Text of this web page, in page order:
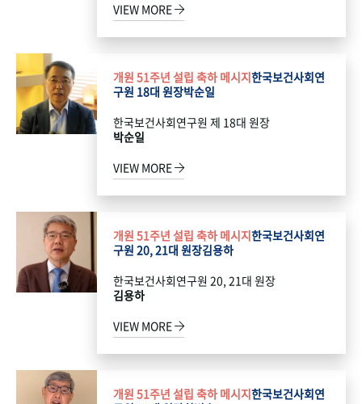
VIEW MORE
개원 51주년 설립 축하 메시지한국보건사회연
구원 18대 원장박순일
한국보건사회연구원 제 18대 원장
박순일
VIEW MORE
개원 51주년 설립 축하 메시지한국보건사회연
구원 20, 21대 원장김용하
한국보건사회연구원 20, 21대 원장
김용하
VIEW MORE
개원 51주년 설립 축하 메시지한국보건사회연